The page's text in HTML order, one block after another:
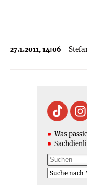
27.1.2011, 14:06
Was